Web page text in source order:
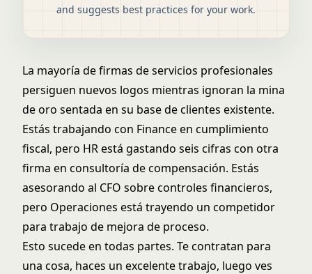
and suggests best practices for your work.
La mayoría de firmas de servicios profesionales
persiguen nuevos logos mientras ignoran la mina
de oro sentada en su base de clientes existente.
Estás trabajando con Finance en cumplimiento
fiscal, pero HR está gastando seis cifras con otra
firma en consultoría de compensación. Estás
asesorando al CFO sobre controles financieros,
pero Operaciones está trayendo un competidor
para trabajo de mejora de proceso.
Esto sucede en todas partes. Te contratan para
una cosa, haces un excelente trabajo, luego ves